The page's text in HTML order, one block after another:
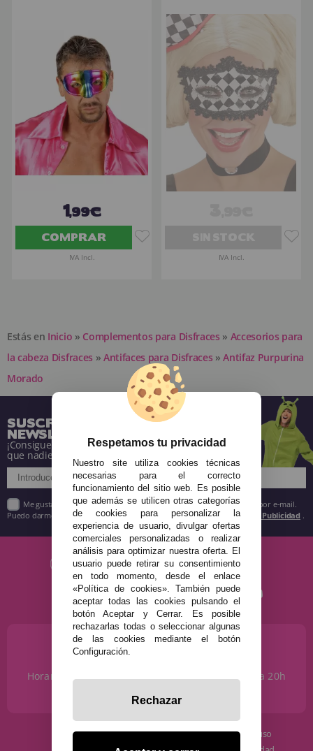
1,99€
COMPRAR
IVA Incl. IVA Incl.
Estás en Inicio » Complementos para Disfraces » Accesorios para
la cabeza Disfraces » Antifaces para Disfraces » Antifaz Purpurina
Morado
SUSCRÍBETE A NUESTRA
NEWSLETTER
¡Consigue descuentos y entérate de todo antes
que nadie!
Me gustaría recibir descuentos exclusivos, novedades y tendencias por e-mail.
Puedo darme de baja cuando quiera según lo recogido en la Política de Publicidad .
¿NECESITAS AYUDA?
Horario de Lunes a Sábados de 10 a 14h y de 17 a 20h
info@disfracestuyyo.com
· Quiénes somos
· Condiciones de uso
Respetamos tu privacidad
Nuestro site utiliza cookies técnicas
necesarias para el correcto
funcionamiento del sitio web. Es posible
que además se utilicen otras categorías
de cookies para personalizar la
experiencia de usuario, divulgar ofertas
comerciales personalizadas o realizar
análisis para optimizar nuestra oferta. El
usuario puede retirar su consentimiento
en todo momento, desde el enlace
«Política de cookies». También puede
aceptar todas las cookies pulsando el
botón Aceptar y Cerrar. Es posible
rechazarlas todas o seleccionar algunas
de las cookies mediante el botón
Configuración.
Rechazar